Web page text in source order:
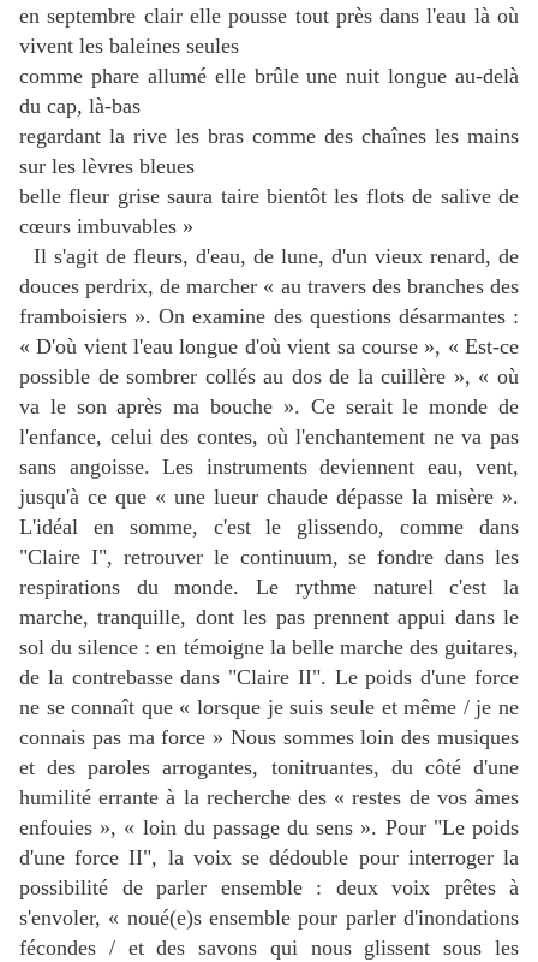
en septembre clair elle pousse tout près dans l'eau là où
vivent les baleines seules
comme phare allumé elle brûle une nuit longue au-delà
du cap, là-bas
regardant la rive les bras comme des chaînes les mains
sur les lèvres bleues
belle fleur grise saura taire bientôt les flots de salive de
cœurs imbuvables »
Il s'agit de fleurs, d'eau, de lune, d'un vieux renard, de
douces perdrix, de marcher « au travers des branches des
framboisiers ». On examine des questions désarmantes :
« D'où vient l'eau longue d'où vient sa course », « Est-ce
possible de sombrer collés au dos de la cuillère », « où
va le son après ma bouche ». Ce serait le monde de
l'enfance, celui des contes, où l'enchantement ne va pas
sans angoisse. Les instruments deviennent eau, vent,
jusqu'à ce que « une lueur chaude dépasse la misère ».
L'idéal en somme, c'est le glissendo, comme dans
"Claire I", retrouver le continuum, se fondre dans les
respirations du monde. Le rythme naturel c'est la
marche, tranquille, dont les pas prennent appui dans le
sol du silence : en témoigne la belle marche des guitares,
de la contrebasse dans "Claire II". Le poids d'une force
ne se connaît que « lorsque je suis seule et même / je ne
connais pas ma force » Nous sommes loin des musiques
et des paroles arrogantes, tonitruantes, du côté d'une
humilité errante à la recherche des « restes de vos âmes
enfouies », « loin du passage du sens ». Pour "Le poids
d'une force II", la voix se dédouble pour interroger la
possibilité de parler ensemble : deux voix prêtes à
s'envoler, « noué(e)s ensemble pour parler d'inondations
fécondes / et des savons qui nous glissent sous les